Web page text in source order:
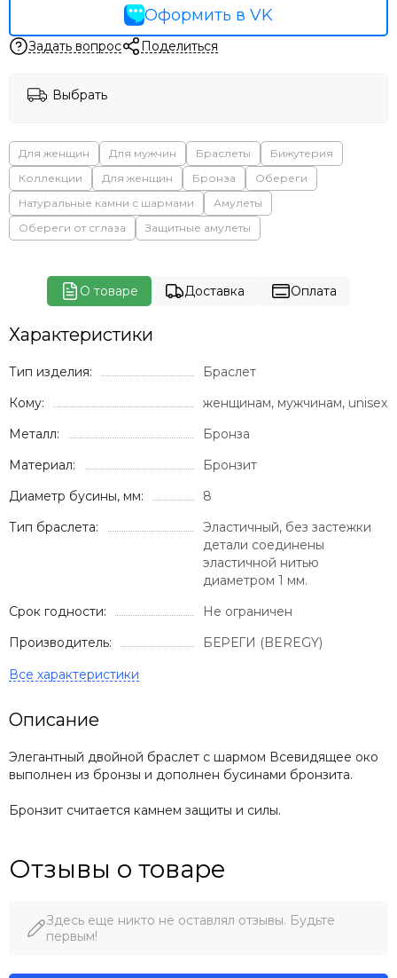
Оформить в VK
Задать вопрос Поделиться
Выбрать
Для женщин Для мужчин Браслеты
Бижутерия
Коллекции
Для женщин Бронза
Обереги
Натуральные камни с шармами
Амулеты
Обереги от сглаза
Защитные амулеты
О товаре Доставка Оплата
Характеристики
Тип изделия:
Браслет
Кому:
женщинам, мужчинам, unisex
Металл:
Бронза
Материал:
Бронзит
Диаметр бусины, мм:
8
Тип браслета:
Эластичный, без застежки
детали соединены
эластичной нитью
диаметром 1 мм.
Срок годности:
Не ограничен
Производитель:
БЕРЕГИ (BEREGY)
Описание
Элегантный двойной браслет с шармом Всевидящее око
выполнен из бронзы и дополнен бусинами бронзита.
Бронзит считается камнем защиты и силы.
Отзывы о товаре
Здесь еще никто не оставлял отзывы. Будьте
первым!